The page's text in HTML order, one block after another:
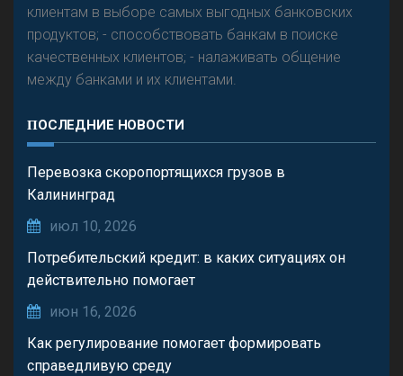
клиентам в выборе самых выгодных банковских
продуктов; - способствовать банкам в поиске
качественных клиентов; - налаживать общение
между банками и их клиентами.
ПОСЛЕДНИЕ НОВОСТИ
Перевозка скоропортящихся грузов в
Калининград
июл 10, 2026
Потребительский кредит: в каких ситуациях он
действительно помогает
июн 16, 2026
Как регулирование помогает формировать
справедливую среду